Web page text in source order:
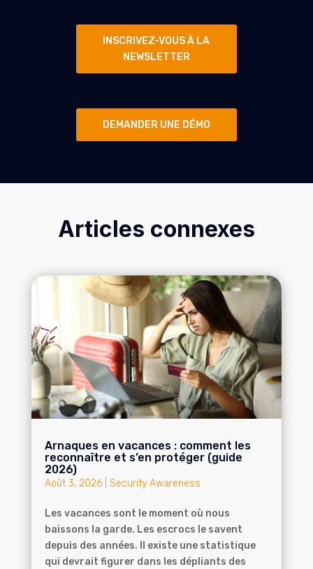
INSCRIVEZ-VOUS À LA
NEWSLETTER
DEMANDER UNE DÉMO
Articles connexes
Arnaques en vacances : comment les
reconnaître et s’en protéger (guide
2026)
Août 3, 2026| Security Awareness
Les vacances sont le moment où nous
baissons la garde. Les escrocs le savent
depuis des années. Il existe une statistique
qui devrait figurer dans les dépliants des